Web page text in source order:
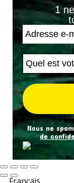
1
Nous ne
de